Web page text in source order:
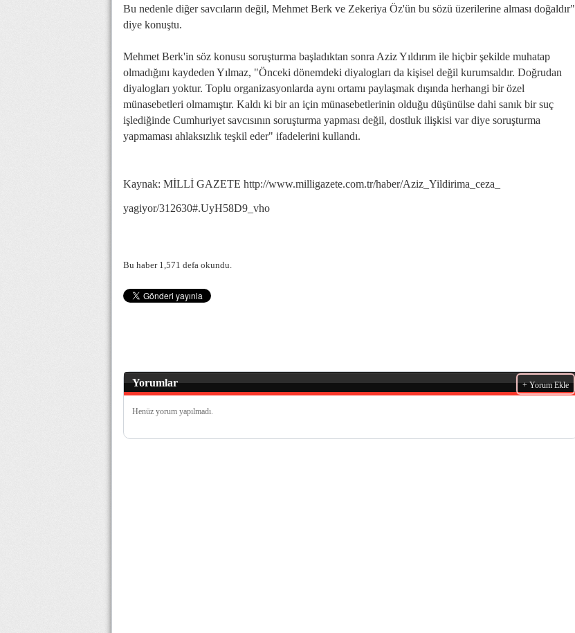
Bu nedenle diğer savcıların değil, Mehmet Berk ve Zekeriya Öz'ün bu sözü üzerilerine alması doğaldır"
diye konuştu.
Mehmet Berk'in söz konusu soruşturma başladıktan sonra Aziz Yıldırım ile hiçbir şekilde muhatap
olmadığını kaydeden Yılmaz, "Önceki dönemdeki diyalogları da kişisel değil kurumsaldır. Doğrudan
diyalogları yoktur. Toplu organizasyonlarda aynı ortamı paylaşmak dışında herhangi bir özel
münasebetleri olmamıştır. Kaldı ki bir an için münasebetlerinin olduğu düşünülse dahi sanık bir suç
işlediğinde Cumhuriyet savcısının soruşturma yapması değil, dostluk ilişkisi var diye soruşturma
yapmaması ahlaksızlık teşkil eder" ifadelerini kullandı.
Kaynak: MİLLİ GAZETE http://www.milligazete.com.tr/haber/Aziz_Yildirima_ceza_
yagiyor/312630#.UyH58D9_vho
Bu haber 1,571 defa okundu.
Yorumlar + Yorum Ekle
Henüz yorum yapılmadı.